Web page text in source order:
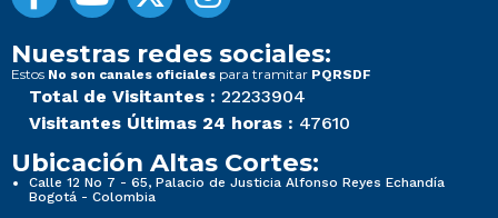
Nuestras redes sociales:
Estos No son canales oficiales para tramitar PQRSDF
Total de Visitantes : 22233904
Visitantes Últimas 24 horas : 47610
Ubicación Altas Cortes:
Calle 12 No 7 - 65, Palacio de Justicia Alfonso Reyes Echandía
Bogotá - Colombia